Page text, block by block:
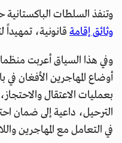
وتنفذ السلطات
وثائق إقامة قانونية، تمهيداً
وفي هذا السياق أعربت
أوضاع المهاجرين الأفغان
بعمليات الاعتقال
الترحيل، داعية إلى ضمان
في التعامل مع المهاجرين